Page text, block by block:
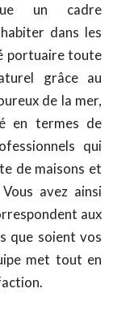
un cadre
dans les
portuaire toute
grâce au
de la mer,
en termes de
qui
de maisons et
avez ainsi
aux
que soient vos
met tout en